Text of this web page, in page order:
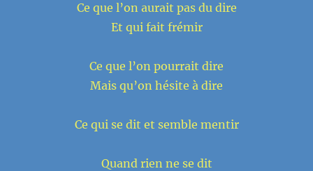
Ce que l’on aurait pas du dire
Et qui fait frémir
Ce que l’on pourrait dire
Mais qu’on hésite à dire
Ce qui se dit et semble mentir
Quand rien ne se dit